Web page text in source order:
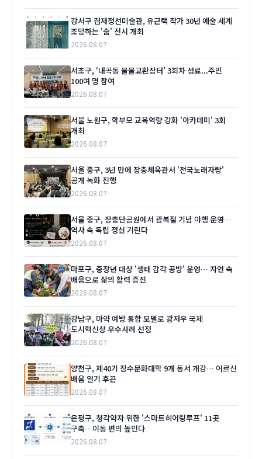
강서구 겸재정선미술관, 유근택 작가 30년 예술 세계
조망하는 '숨' 전시 개최
2026.08.07
서초구, ‘내곡동 물물교환장터’ 3회차 성료...주민
100여 명 참여
2026.08.07
서울 노원구, 학부모 교육역량 강화 '아카데미' 3회
개최
2026.08.07
서울 중구, 3년 만에 장충체육관서 '전국노래자랑'
공개 녹화 진행
2026.08.07
서울 중구, 장충단공원에서 광복절 기념 야행 운영…
역사 속 독립 정신 기린다
2026.08.07
마포구, 중장년 대상 '생태 감각 공방' 운영… 자연 속
배움으로 삶의 활력 증진
2026.08.07
강남구, 마약 예방 통합 모델로 광저우 국제
도시혁신상 우수사례 선정
2026.08.07
양천구, 제40기 장수문화대학 9개 동서 개강… 어르신
배움 열기 후끈
2026.08.07
은평구, 청각약자 위한 '스마트히어링루프' 11곳
구축…이동 편의 높인다
2026.08.07